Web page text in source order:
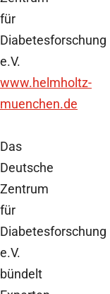
für
Diabetesforschung
e.V.
www.helmholtz-
muenchen.de
Das
Deutsche
Zentrum
für
Diabetesforschung
e.V.
bündelt